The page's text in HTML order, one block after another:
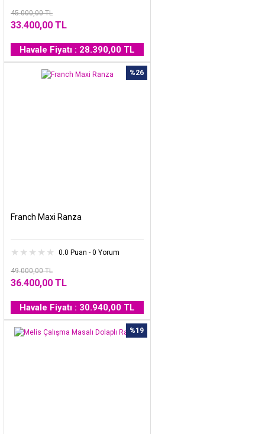
45.000,00 TL
33.400,00 TL
Havale Fiyatı : 28.390,00 TL
%26
Franch Maxi Ranza
0.0 Puan - 0 Yorum
49.000,00 TL
36.400,00 TL
Havale Fiyatı : 30.940,00 TL
%19